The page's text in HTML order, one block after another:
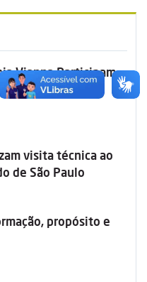
Vianna Participam
fortalecimento da
visita técnica ao
de São Paulo
propósito e